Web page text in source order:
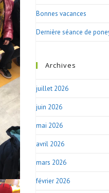
Bonnes vacances
Dernière séance de
Archives
juillet 2026
juin 2026
mai 2026
avril 2026
mars 2026
février 2026